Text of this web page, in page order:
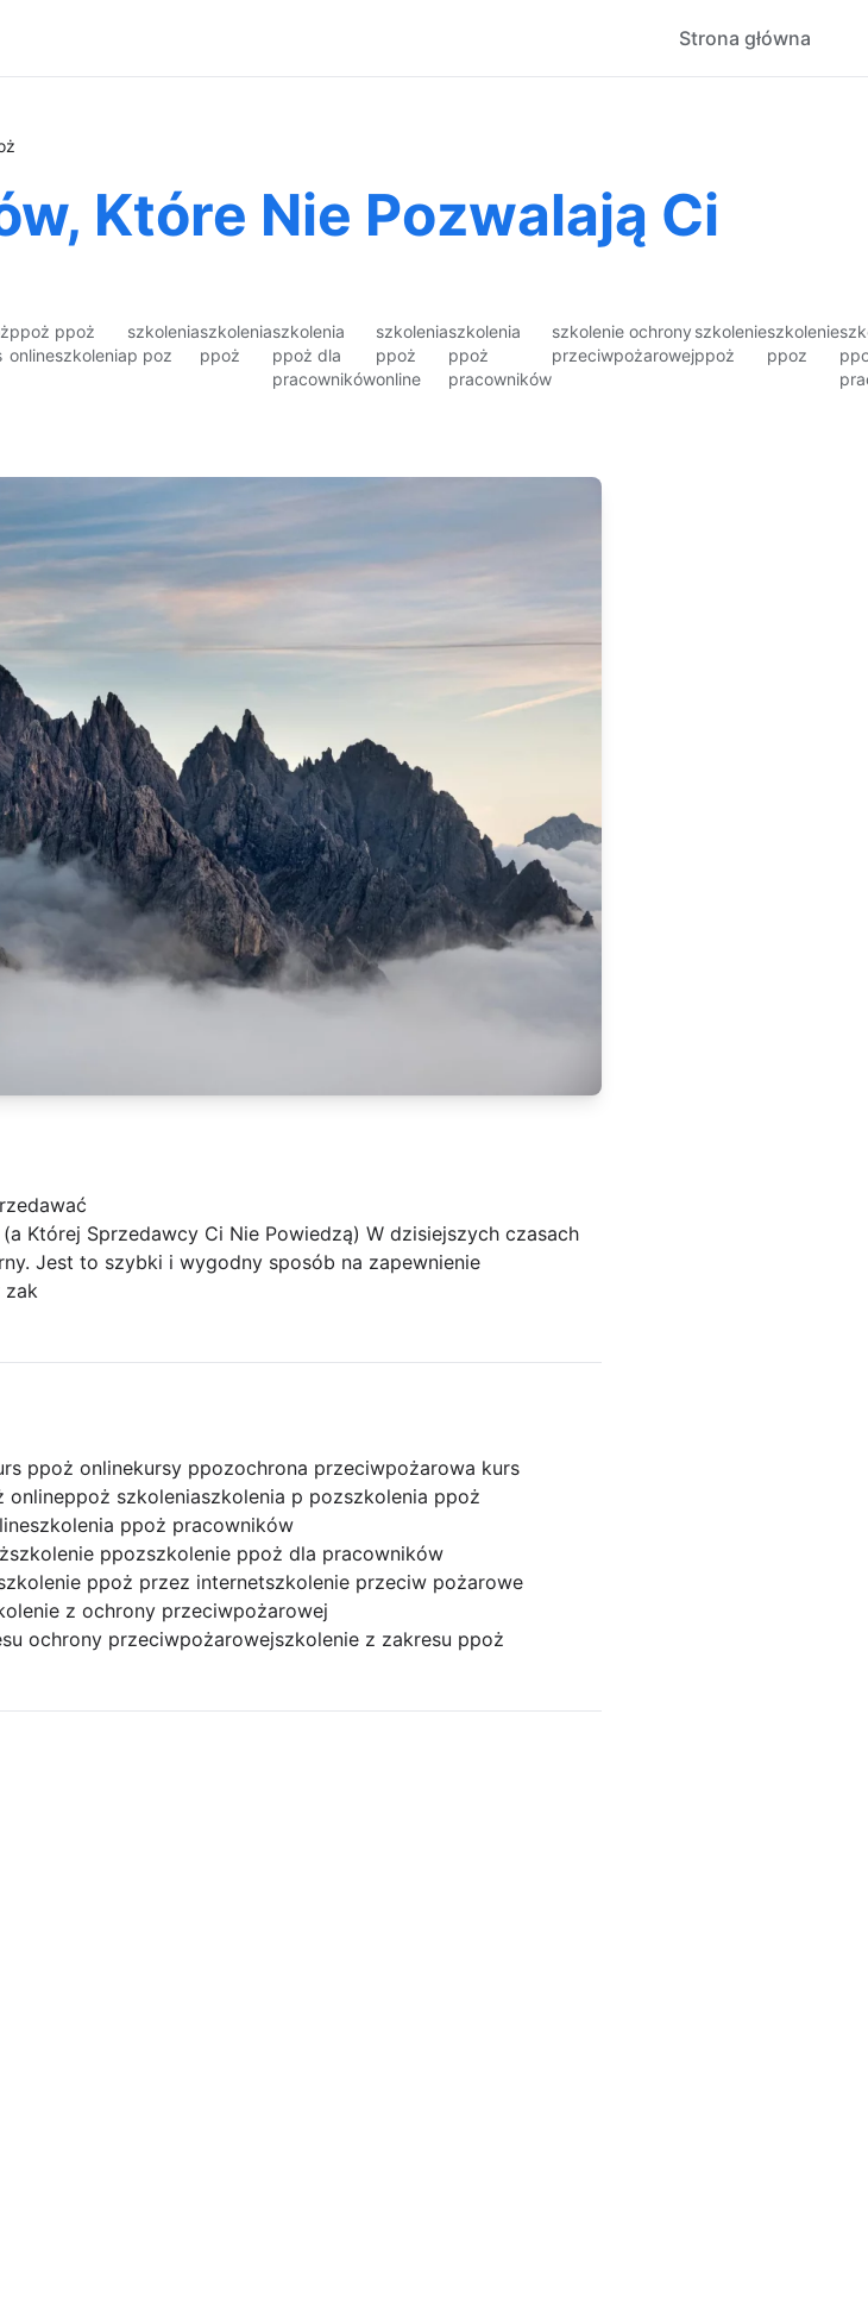
Strona główna
Które Nie Pozwalają Ci
ppoż
online
ppoż
szkolenia
szkolenia
p poz
szkolenia
ppoż
szkolenia
ppoż dla
pracowników
szkolenia
ppoż
online
szkolenia
ppoż
pracowników
szkolenie ochrony
przeciwpożarowej
szkolenie
ppoż
szkolenie
ppoz
Której Sprzedawcy Ci Nie Powiedzą) W dzisiejszych czasach
Jest to szybki i wygodny sposób na zapewnienie
zak
ppoż onlinekursy ppozochrona przeciwpożarowa kurs
onlineppoż szkoleniaszkolenia p pozszkolenia ppoż
szkolenia ppoż pracowników
szkolenie ppozszkolenie ppoż dla pracowników
ppoż przez internetszkolenie przeciw pożarowe
z ochrony przeciwpożarowej
ochrony przeciwpożarowejszkolenie z zakresu ppoż